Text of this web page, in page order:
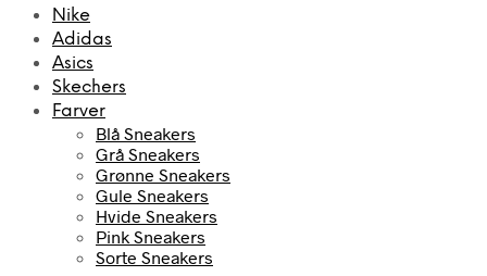
Nike
Adidas
Asics
Skechers
Farver
Blå Sneakers
Grå Sneakers
Grønne Sneakers
Gule Sneakers
Hvide Sneakers
Pink Sneakers
Sorte Sneakers